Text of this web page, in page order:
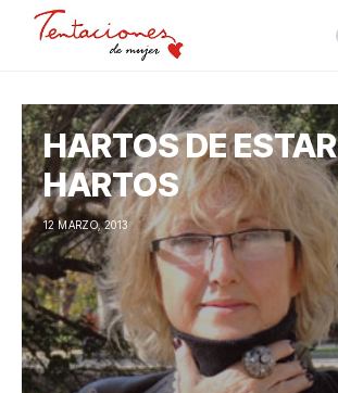
HARTOS DE ESTAR
HARTOS
12 MARZO, 2013